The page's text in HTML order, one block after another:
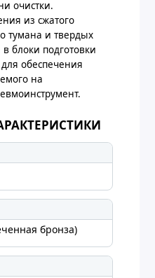
очистки.
из сжатого
тумана и твердых
в блоки подготовки
обеспечения
на
бронза)